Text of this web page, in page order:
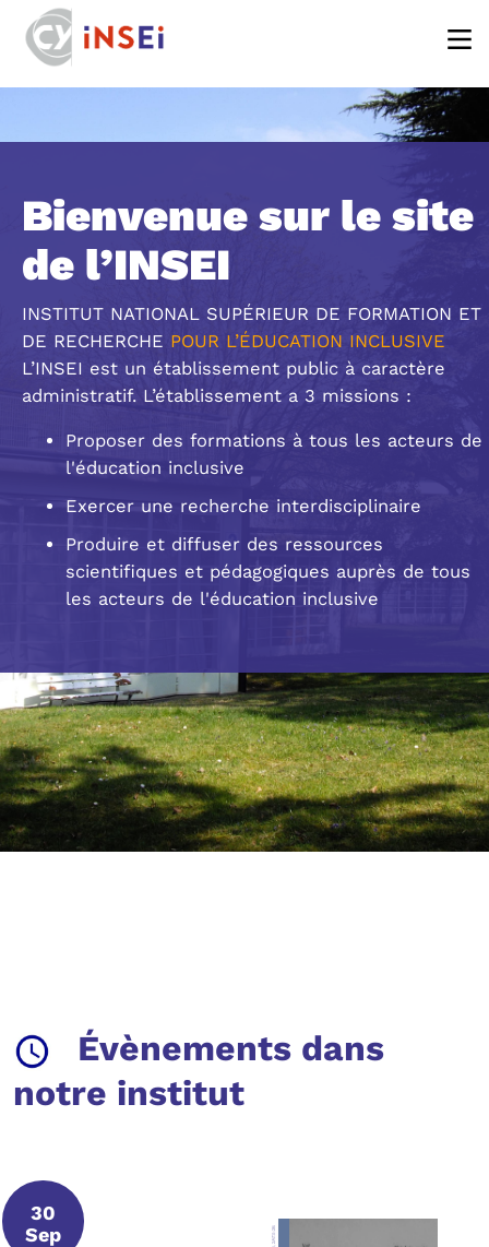
Bienvenue sur le site
de l’INSEI
INSTITUT NATIONAL SUPÉRIEUR DE FORMATION ET
DE RECHERCHE POUR L’ÉDUCATION INCLUSIVE
L’INSEI est un établissement public à caractère
administratif. L’établissement a 3 missions :
Proposer des formations à tous les acteurs de
l'éducation inclusive
Exercer une recherche interdisciplinaire
Produire et diffuser des ressources
scientifiques et pédagogiques auprès de tous
les acteurs de l'éducation inclusive
Évènements dans
notre institut
30 septembre 2026
30
Sep